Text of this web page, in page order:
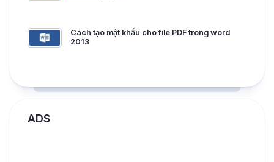
Cách tạo mật khẩu cho file PDF trong word
2013
ADS